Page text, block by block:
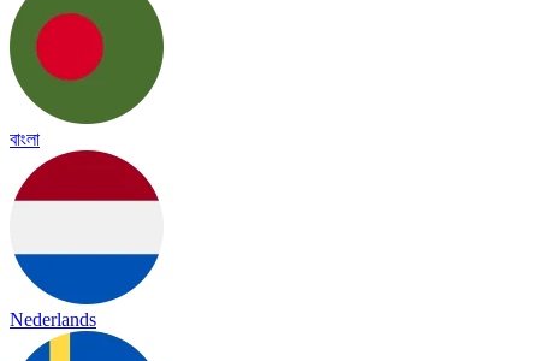
বাংলা
Nederlands